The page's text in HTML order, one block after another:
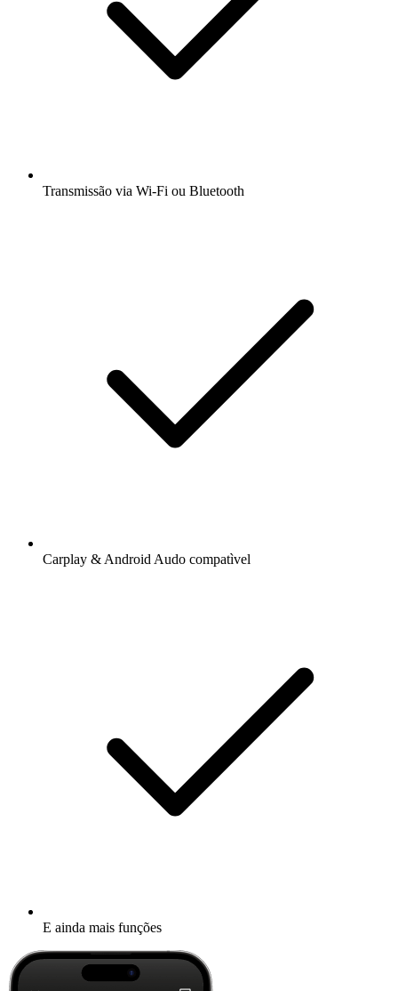
Transmissão via Wi-Fi ou Bluetooth
Carplay & Android Audo compatìvel
E ainda mais funções